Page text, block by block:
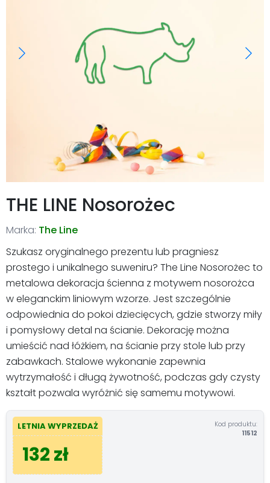
THE LINE Nosorożec
Marka: The Line
Szukasz oryginalnego prezentu lub pragniesz
prostego i unikalnego suweniru? The Line Nosorożec to
metalowa dekoracja ścienna z motywem nosorożca
w eleganckim liniowym wzorze. Jest szczególnie
odpowiednia do pokoi dziecięcych, gdzie stworzy miły
i pomysłowy detal na ścianie. Dekorację można
umieścić nad łóżkiem, na ścianie przy stole lub przy
zabawkach. Stalowe wykonanie zapewnia
wytrzymałość i długą żywotność, podczas gdy czysty
kształt pozwala wyróżnić się samemu motywowi.
LETNIA WYPRZEDAŻ
132 zł
Kod produktu:
11512